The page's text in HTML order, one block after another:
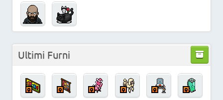
Ultimi Furni